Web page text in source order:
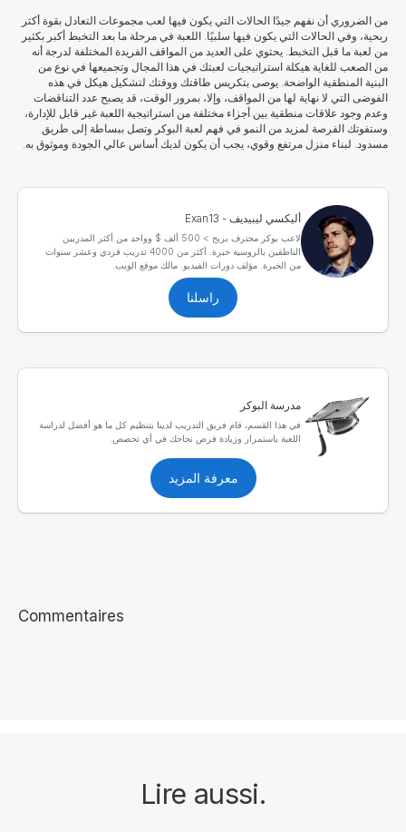
من الضروري أن نفهم جيدًا الحالات التي يكون فيها لعب مجموعات التعادل بقوة أكثر
ربحية، وفي الحالات التي يكون فيها سلبيًا. اللعبة في مرحلة ما بعد التخبط أكبر بكثير
من لعبة ما قبل التخبط. يحتوي على العديد من المواقف الفريدة المختلفة لدرجة أنه
من الصعب للغاية هيكلة استراتيجيات لعبتك في هذا المجال وتجميعها في نوع من
البنية المنطقية الواضحة. يوصى بتكريس طاقتك ووقتك لتشكيل هيكل في هذه
الفوضى التي لا نهاية لها من المواقف، وإلا، بمرور الوقت، قد يصبح عدد التناقضات
وعدم وجود علاقات منطقية بين أجزاء مختلفة من استراتيجية اللعبة غير قابل للإدارة،
وستفوتك الفرصة لمزيد من النمو في فهم لعبة البوكر وتصل ببساطة إلى طريق
مسدود. لبناء منزل مرتفع وقوي، يجب أن يكون لديك أساس عالي الجودة وموثوق به.
أليكسي ليبيديف - Exan13
لاعب بوكر محترف بربح > 500 ألف $ وواحد من أكثر المدربين
الناطقين بالروسية خبرة. أكثر من 4000 تدريب فردي وعشر سنوات
من الخبرة. مؤلف دورات الفيديو. مالك موقع الويب.
راسلنا
مدرسة البوكر
في هذا القسم، قام فريق التدريب لدينا بتنظيم كل ما هو أفضل لدراسة
اللعبة باستمرار وزيادة فرص نجاحك في أي تخصص.
معرفة المزيد
Commentaires
Lire aussi.